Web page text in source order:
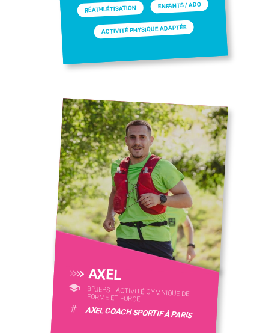
RÉATHLÉTISATION ENFANTS / ADO
ACTIVITÉ PHYSIQUE ADAPTÉE
AXEL
BPJEPS - ACTIVITÉ GYMNIQUE DE
FORME ET FORCE
# AXEL COACH SPORTIF À PARIS